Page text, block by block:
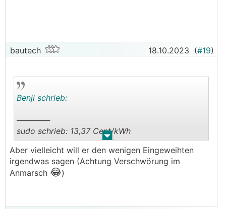
bautech 18.10.2023 (#19)
. .
Benji schrieb:
──────
sudo schrieb: 13,37 Cent/kWh
───────────────
Hier sprechen aber die wenigsten Leet🙃
Aber vielleicht will er den wenigen Eingeweihten
irgendwas sagen (Achtung Verschwörung im
Anmarsch 😂)